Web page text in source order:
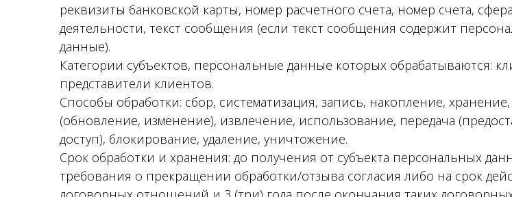
реквизиты банковской карты, номер расчетного счета, номер счета, сфера
деятельности, текст сообщения (если текст сообщения содержит
данные).
Категории субъектов, персональные данные которых обрабатываются:
представители клиентов.
Способы обработки: сбор, систематизация, запись, накопление,
(обновление, изменение), извлечение, использование, передача
доступ), блокирование, удаление, уничтожение.
Срок обработки и хранения: до получения от субъекта персональных
требования о прекращении обработки/отзыва согласия либо на срок